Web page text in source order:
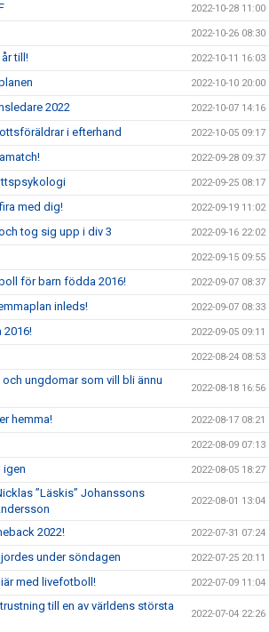
2022-10-28 11:00
2022-10-26 08:30
till! 2022-10-11 16:03
2022-10-10 20:00
2022 2022-10-07 14:16
i efterhand 2022-10-05 09:17
2022-09-28 09:37
2022-09-25 08:17
med dig! 2022-09-19 11:02
tog sig upp i div 3 2022-09-16 22:02
2022-09-15 09:55
för barn födda 2016! 2022-09-07 08:37
inleds! 2022-09-07 08:33
2016! 2022-09-05 09:11
2022-08-24 08:53
ungdomar som vill bli ännu
2022-08-18 16:56
hemma! 2022-08-17 08:21
2022-08-09 07:13
igen 2022-08-05 18:27
”Läskis” Johanssons
2022-08-01 13:04
2022! 2022-07-31 07:24
under söndagen 2022-07-25 20:11
med livefotboll! 2022-07-09 11:04
till en av världens största
2022-07-04 22:26